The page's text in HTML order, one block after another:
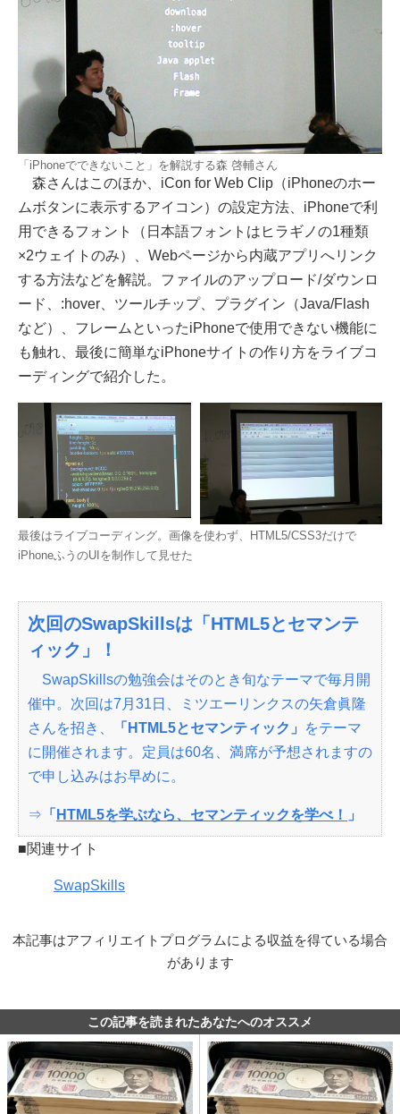
「iPhoneでできないこと」を解説する森 啓輔さん
森さんはこのほか、iCon for Web Clip（iPhoneのホー
ムボタンに表示するアイコン）の設定方法、iPhoneで利
用できるフォント（日本語フォントはヒラギノの1種類
×2ウェイトのみ）、Webページから内蔵アプリへリンク
する方法などを解説。ファイルのアップロード/ダウンロ
ード、:hover、ツールチップ、プラグイン（Java/Flash
など）、フレームといったiPhoneで使用できない機能に
も触れ、最後に簡単なiPhoneサイトの作り方をライブコ
ーディングで紹介した。
最後はライブコーディング。画像を使わず、HTML5/CSS3だけで
iPhoneふうのUIを制作して見せた
次回のSwapSkillsは「HTML5とセマンテ
ィック」！
SwapSkillsの勉強会はそのとき旬なテーマで毎月開
催中。次回は7月31日、ミツエーリンクスの矢倉眞隆
さんを招き、
「HTML5とセマンティック」
をテーマ
に開催されます。定員は60名、満席が予想されますの
で申し込みはお早めに。
⇒ 「 HTML5を学ぶなら、セマンティックを学べ！ 」
■関連サイト
SwapSkills
本記事はアフィリエイトプログラムによる収益を得ている場合
があります
この記事を読まれたあなたへのオススメ